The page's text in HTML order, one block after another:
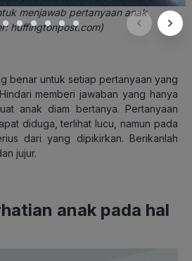
menjawab pertanyaan anak
huffingtonpost.com)
benar untuk setiap pertanyaan yang
memberi jawaban yang hanya
anak diam bertanya. Pertanyaan
diduga, terlihat lucu, namun pada
dari yang dipikirkan. Berikanlah
jujur.
anak pada hal